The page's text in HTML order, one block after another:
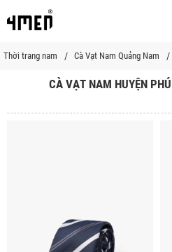
Thời trang nam Cà Vạt Nam Quảng Nam
CÀ VẠT NAM HUYỆN